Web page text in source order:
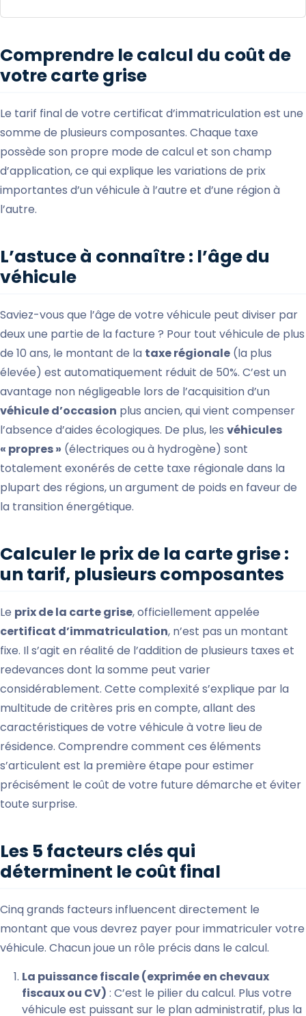
Comprendre le calcul du coût de
votre carte grise
Le tarif final de votre certificat d’immatriculation est une
somme de plusieurs composantes. Chaque taxe
possède son propre mode de calcul et son champ
d’application, ce qui explique les variations de prix
importantes d’un véhicule à l’autre et d’une région à
l’autre.
L’astuce à connaître : l’âge du
véhicule
Saviez-vous que l’âge de votre véhicule peut diviser par
deux une partie de la facture ? Pour tout véhicule de plus
de 10 ans, le montant de la taxe régionale (la plus
élevée) est automatiquement réduit de 50%. C’est un
avantage non négligeable lors de l’acquisition d’un
véhicule d’occasion plus ancien, qui vient compenser
l’absence d’aides écologiques. De plus, les véhicules
« propres » (électriques ou à hydrogène) sont
totalement exonérés de cette taxe régionale dans la
plupart des régions, un argument de poids en faveur de
la transition énergétique.
Calculer le prix de la carte grise :
un tarif, plusieurs composantes
Le prix de la carte grise, officiellement appelée
certificat d’immatriculation, n’est pas un montant
fixe. Il s’agit en réalité de l’addition de plusieurs taxes et
redevances dont la somme peut varier
considérablement. Cette complexité s’explique par la
multitude de critères pris en compte, allant des
caractéristiques de votre véhicule à votre lieu de
résidence. Comprendre comment ces éléments
s’articulent est la première étape pour estimer
précisément le coût de votre future démarche et éviter
toute surprise.
Les 5 facteurs clés qui
déterminent le coût final
Cinq grands facteurs influencent directement le
montant que vous devrez payer pour immatriculer votre
véhicule. Chacun joue un rôle précis dans le calcul.
La puissance fiscale (exprimée en chevaux
fiscaux ou CV) : C’est le pilier du calcul. Plus votre
véhicule est puissant sur le plan administratif, plus la